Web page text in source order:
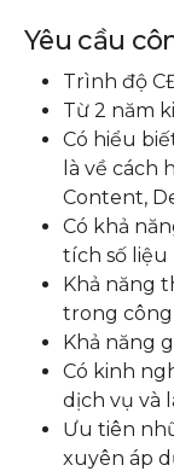
Yêu cầu
Trình độ
Từ 2 năm
Có hiểu
là về cách
Content,
Có khả
tích số liệu
Khả năng
trong công
Khả năng
Có kinh
dịch vụ và
Ưu tiên
xuyên áp